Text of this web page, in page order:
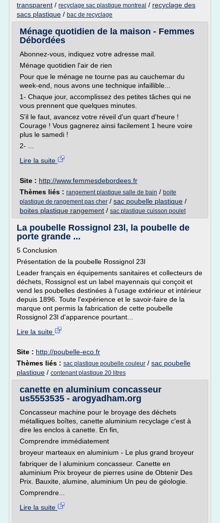
transparent / recyclage sac plastique montreal / recyclage des
sacs plastique / bac de recyclage
Ménage quotidien de la maison - Femmes
Débordées
Abonnez-vous, indiquez votre adresse mail.
Ménage quotidien l'air de rien
Pour que le ménage ne tourne pas au cauchemar du
week-end, nous avons une technique infaillible...
1- Chaque jour, accomplissez des petites tâches qui ne
vous prennent que quelques minutes.
S'il le faut, avancez votre réveil d'un quart d'heure !
Courage ! Vous gagnerez ainsi facilement 1 heure voire
plus le samedi !
2- ...
Lire la suite
Site : http://www.femmesdebordees.fr
Thèmes liés : rangement plastique salle de bain / boite
plastique de rangement pas cher / sac poubelle plastique /
boites plastique rangement / sac plastique cuisson poulet
La poubelle Rossignol 23l, la poubelle de
porte grande ...
5 Conclusion
Présentation de la poubelle Rossignol 23l
Leader français en équipements sanitaires et collecteurs de
déchets, Rossignol est un label mayennais qui conçoit et
vend les poubelles destinées à l'usage extérieur et intérieur
depuis 1896. Toute l'expérience et le savoir-faire de la
marque ont permis la fabrication de cette poubelle
Rossignol 23l d'apparence pourtant...
Lire la suite
Site : http://poubelle-eco.fr
Thèmes liés : sac plastique poubelle couleur / sac poubelle
plastique / contenant plastique 20 litres
canette en aluminium concasseur
us5553535 - arogyadham.org
Concasseur machine pour le broyage des déchets
métalliques boîtes, canette aluminium recyclage c'est à
dire les enclos à canette. En fin,
Comprendre immédiatement
broyeur marteaux en aluminium - Le plus grand broyeur
fabriquer de l aluminium concasseur. Canette en
aluminium Prix broyeur de pierres usine de Obtenir Des
Prix. Bauxite, alumine, aluminium Un peu de géologie.
Comprendre...
Lire la suite